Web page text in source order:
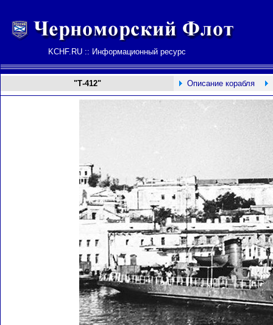
KCHF.RU :: Информационный ресурс
"Т-412" Описание корабля